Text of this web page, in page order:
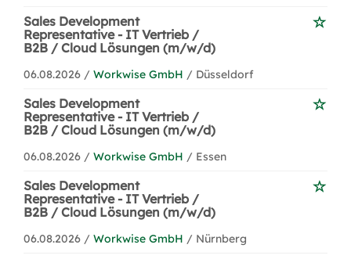
Sales Development
Representative - IT Vertrieb /
B2B / Cloud Lösungen (m/w/d)
06.08.2026 / Workwise GmbH / Düsseldorf
Sales Development
Representative - IT Vertrieb /
B2B / Cloud Lösungen (m/w/d)
06.08.2026 / Workwise GmbH / Essen
Sales Development
Representative - IT Vertrieb /
B2B / Cloud Lösungen (m/w/d)
06.08.2026 / Workwise GmbH / Nürnberg